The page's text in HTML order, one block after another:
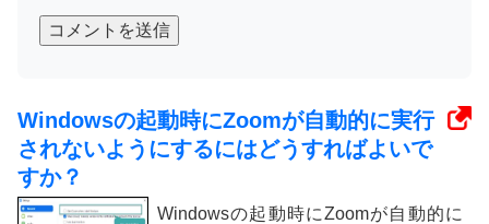
コメントを送信
Windowsの起動時にZoomが自動的に実行
されないようにするにはどうすればよいで
すか？
Windowsの起動時にZoomが自動的に